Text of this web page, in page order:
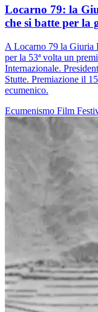
Locarno 79: la
che si batte per la
A Locarno 79 la Giuria
per la 53ª volta un
Internazionale.
Stutte. Premiazione il
ecumenico.
Ecumenismo Film